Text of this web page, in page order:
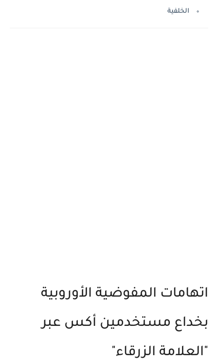
الخلفية
اتهامات المفوضية الأوروبية
بخداع مستخدمين أكس عبر
"العلامة الزرقاء"